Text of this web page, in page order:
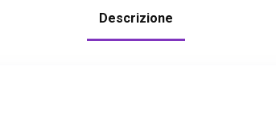
Descrizione